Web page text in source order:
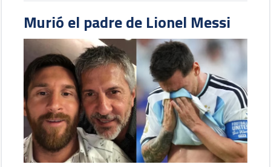
Murió el padre de Lionel Messi